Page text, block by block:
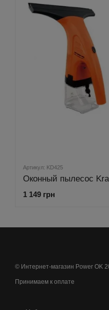
Артикул: KD425
Оконный пылесос
1 149 грн
© Интернет-магазин Power OK
Принимаем к оплате